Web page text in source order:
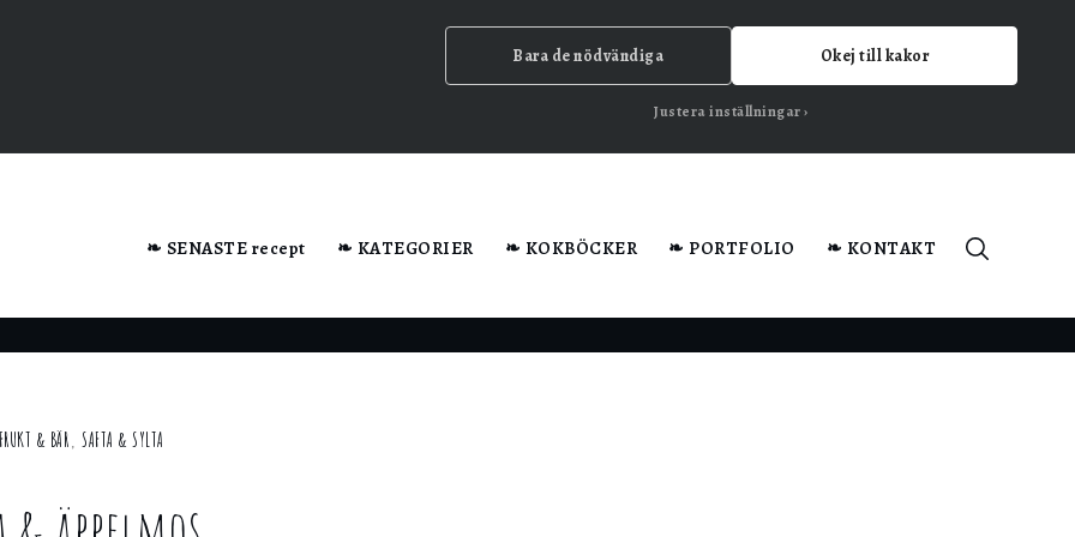
❧ SENASTE recept ❧ KATEGORIER ❧ KOKBÖCKER ❧ PORTFOLIO ❧ KONTAKT
FRUKT & BÄR, SAFTA & SYLTA
Bara de nödvändiga Okej till kakor
Justera inställningar
när du besöker webbplatsen.
ska